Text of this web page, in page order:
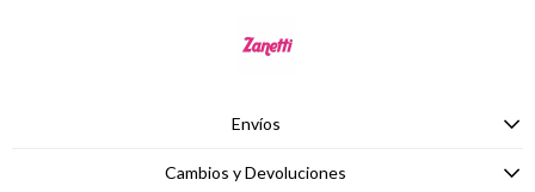
Envíos
Cambios y Devoluciones